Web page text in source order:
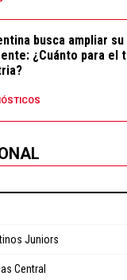
busca ampliar su
¿Cuánto para el